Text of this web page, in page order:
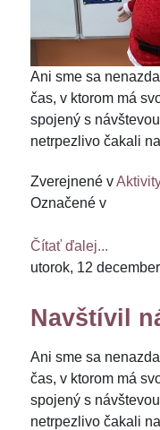
Ani sme sa
čas, v ktorom má
spojený s
netrpezlivo čakali
Zverejnené v
Označené v
Čítať ďalej...
utorok, 12
Navštívil
Ani sme sa
čas, v ktorom má
spojený s
netrpezlivo čakali